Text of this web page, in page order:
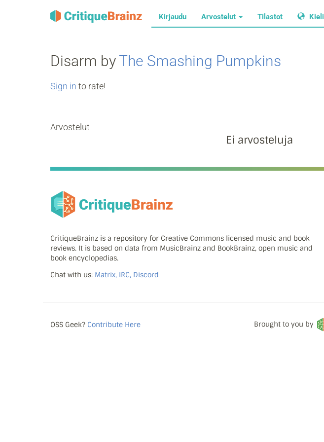
Kirjaudu Arvostelut Tilastot Kieli
Disarm byThe Smashing Pumpkins
Sign in to rate!
Arvostelut
Ei arvosteluja
CritiqueBrainz is a repository for Creative Commons licensed music and book
reviews. It is based on data from MusicBrainz and BookBrainz, open music and
book encyclopedias.
Chat with us: Matrix, IRC, Discord
OSS Geek? Contribute Here Brought to you by